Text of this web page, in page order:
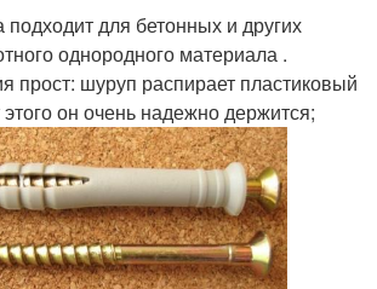
подходит для бетонных и других
однородного материала .
прост: шуруп распирает пластиковый
он очень надежно держится;